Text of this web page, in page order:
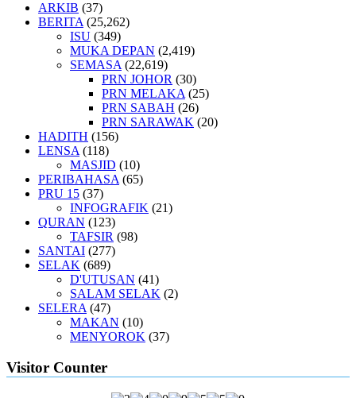
ARKIB (37)
BERITA(25,262)
ISU (349)
MUKA DEPAN (2,419)
SEMASA(22,619)
PRN JOHOR (30)
PRN MELAKA(25)
PRN SABAH (26)
PRN SARAWAK (20)
HADITH (156)
LENSA(118)
MASJID (10)
PERIBAHASA(65)
PRU 15 (37)
INFOGRAFIK (21)
QURAN (123)
TAFSIR (98)
SANTAI (277)
SELAK (689)
D'UTUSAN (41)
SALAM SELAK (2)
SELERA(47)
MAKAN (10)
MENYOROK (37)
Visitor Counter